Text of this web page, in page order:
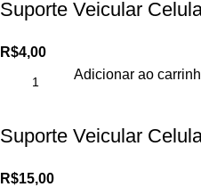
Suporte Veicular
R$4,00
Adicionar ao
Suporte Veicular
R$15,00